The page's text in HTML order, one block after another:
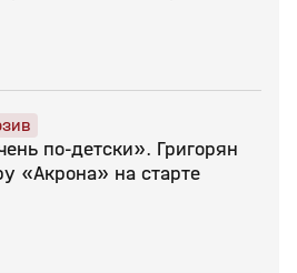
по‑детски». Григорян
«Акрона» на старте